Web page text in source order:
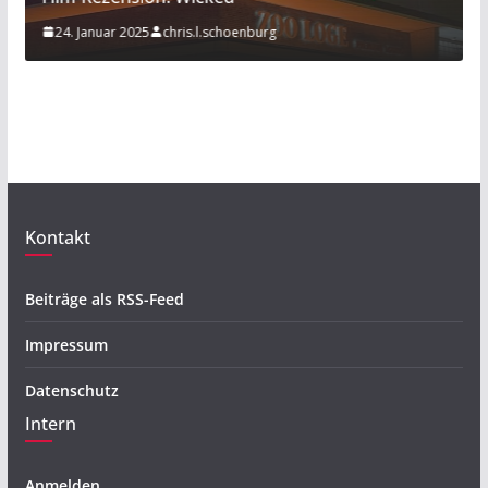
20. November 2019 Mathies
Kontakt
Beiträge als RSS-Feed
Impressum
Datenschutz
Intern